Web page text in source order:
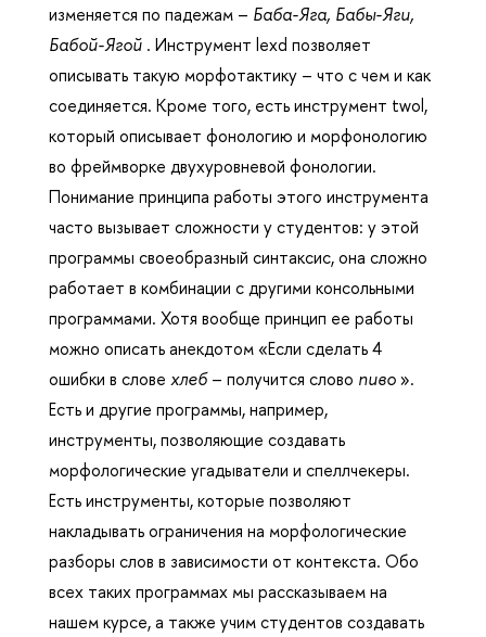
изменяется по падежам – Баба-Яга, Бабы-Яги,
Бабой-Ягой . Инструмент lexd позволяет
описывать такую морфотактику – что с чем и как
соединяется. Кроме того, есть инструмент twol,
который описывает фонологию и морфонологию
во фреймворке двухуровневой фонологии.
Понимание принципа работы этого инструмента
часто вызывает сложности у студентов: у этой
программы своеобразный синтаксис, она сложно
работает в комбинации с другими консольными
программами. Хотя вообще принцип ее работы
можно описать анекдотом «Если сделать 4
ошибки в слове хлеб – получится слово пиво».
Есть и другие программы, например,
инструменты, позволяющие создавать
морфологические угадыватели и спеллчекеры.
Есть инструменты, которые позволяют
накладывать ограничения на морфологические
разборы слов в зависимости от контекста. Обо
всех таких программах мы рассказываем на
нашем курсе, а также учим студентов создавать